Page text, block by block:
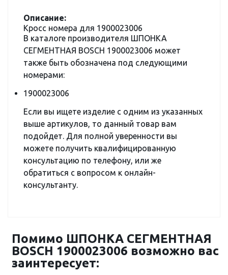
Описание:
Кросс номера для 1900023006
В каталоге производителя ШПОНКА
СЕГМЕНТНАЯ BOSCH 1900023006 может
также быть обозначена под следующими
номерами:
1900023006
Если вы ищете изделие с одним из указанных
выше артикулов, то данный товар вам
подойдет. Для полной уверенности вы
можете получить квалифицированную
консультацию по телефону, или же
обратиться с вопросом к онлайн-
консультанту.
Помимо ШПОНКА СЕГМЕНТНАЯ
BOSCH 1900023006 возможно вас
заинтересует: